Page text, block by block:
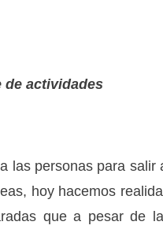
de actividades
las personas para salir
hoy hacemos
que a pesar de